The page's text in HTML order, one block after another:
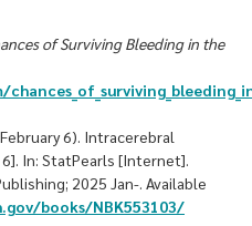
of Surviving Bleeding in the
6). Intracerebral
In: StatPearls [Internet].
2025 Jan-. Available
books/NBK553103/